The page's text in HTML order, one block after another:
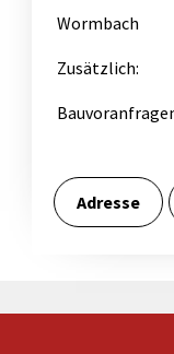
Wormbach
Zusätzlich:
Adresse